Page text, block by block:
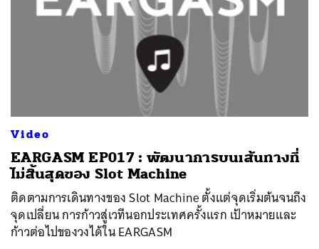
Video
EARGASM EP017 : พัฒนาการบนเส้นทางที่
ไม่สิ้นสุดของ Slot Machine
ติดตามการเดินทางของ Slot Machine ตั้งแต่จุดเริ่มต้นจนถึง
จุดเปลี่ยน การก้าวสู่เวทีนอกประเทศครั้งแรก เป้าหมายและ
ก้าวต่อไปของวงได้ใน EARGASM